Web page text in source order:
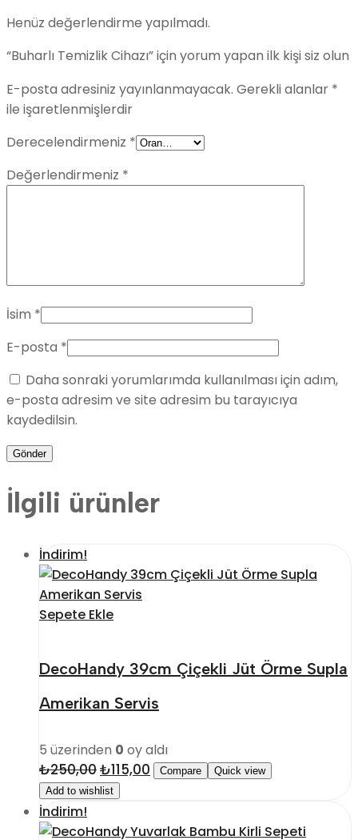
Henüz değerlendirme yapılmadı.
“Buharlı Temizlik Cihazı” için yorum yapan ilk kişi siz olun
E-posta adresiniz yayınlanmayacak. Gerekli alanlar *
ile işaretlenmişlerdir
Derecelendirmeniz *
Değerlendirmeniz *
İsim *
E-posta *
Daha sonraki yorumlarımda kullanılması için adım,
e-posta adresim ve site adresim bu tarayıcıya
kaydedilsin.
İlgili ürünler
İndirim!
Sepete Ekle
DecoHandy 39cm Çiçekli Jüt Örme Supla
Amerikan Servis
5 üzerinden 0 oy aldı
₺250,00Orijinal
fiyat:
₺115,00 Şu
₺115,00.
Compare
Quick view
Add to wishlist
İndirim!